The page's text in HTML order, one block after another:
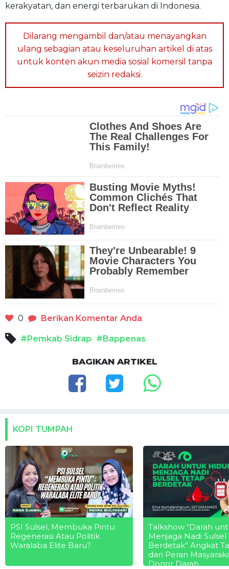
kerakyatan, dan energi terbarukan di Indonesia.
Dilarang mengambil dan/atau menayangkan
ulang sebagian atau keseluruhan artikel di atas
untuk konten akun media sosial komersil tanpa
seizin redaksi.
0 Berikan Komentar Anda
#Pemkab Sidrap #Bappenas
BAGIKAN ARTIKEL
KOPI TUMPAH
PSI Sulsel, Membuka Pintu:
Regenerasi Atau Politik
Waralaba Elite Baru?
Talkshow “Darah
Menjaga Nadi Sulsel
Berdetak” Angkat
dan Peran
Donor Darah